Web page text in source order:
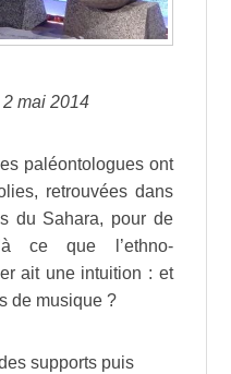
2 mai 2014
paléontologues ont
retrouvées dans
du Sahara, pour de
ce que l’ethno-
ait une intuition : et
de musique ?
supports puis